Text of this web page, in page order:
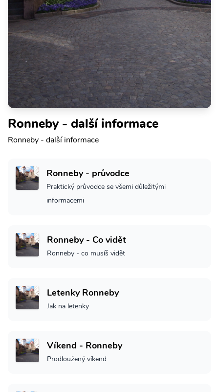
Ronneby - další informace
Ronneby - další informace
Ronneby - průvodce
Praktický průvodce se všemi důležitými
informacemi
Ronneby - Co vidět
Ronneby - co musíš vidět
Letenky Ronneby
Jak na letenky
Víkend - Ronneby
Prodloužený víkend